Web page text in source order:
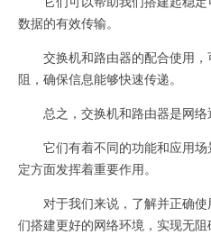
数据的有效传输。
交换机和路由器的配合使用，
阻，确保信息能够快速传递。
总之，交换机和路由器是网络
它们有着不同的功能和应用场
定方面发挥着重要作用。
对于我们来说，了解并正确使
们搭建更好的网络环境，实现无阻